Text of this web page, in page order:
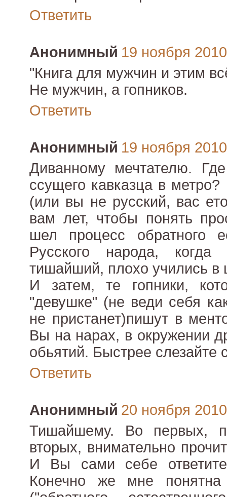
Ответить
Анонимный 19 ноября
"Книга для мужчин и этим
Не мужчин, а гопников.
Ответить
Анонимный 19 ноября
Диванному мечтателю.
ссущего кавказца в
(или вы не русский, вас
вам лет, чтобы понять
шел процесс обратного
Русского народа, когда
тишайший, плохо учились в
И затем, те гопники,
"девушке" (не веди себя
не пристанет)пишут в
Вы на нарах, в окружении
обьятий. Быстрее слезайте
Ответить
Анонимный 20 ноября
Тишайшему. Во первых,
вторых, внимательно
И Вы сами себе
Конечно же мне